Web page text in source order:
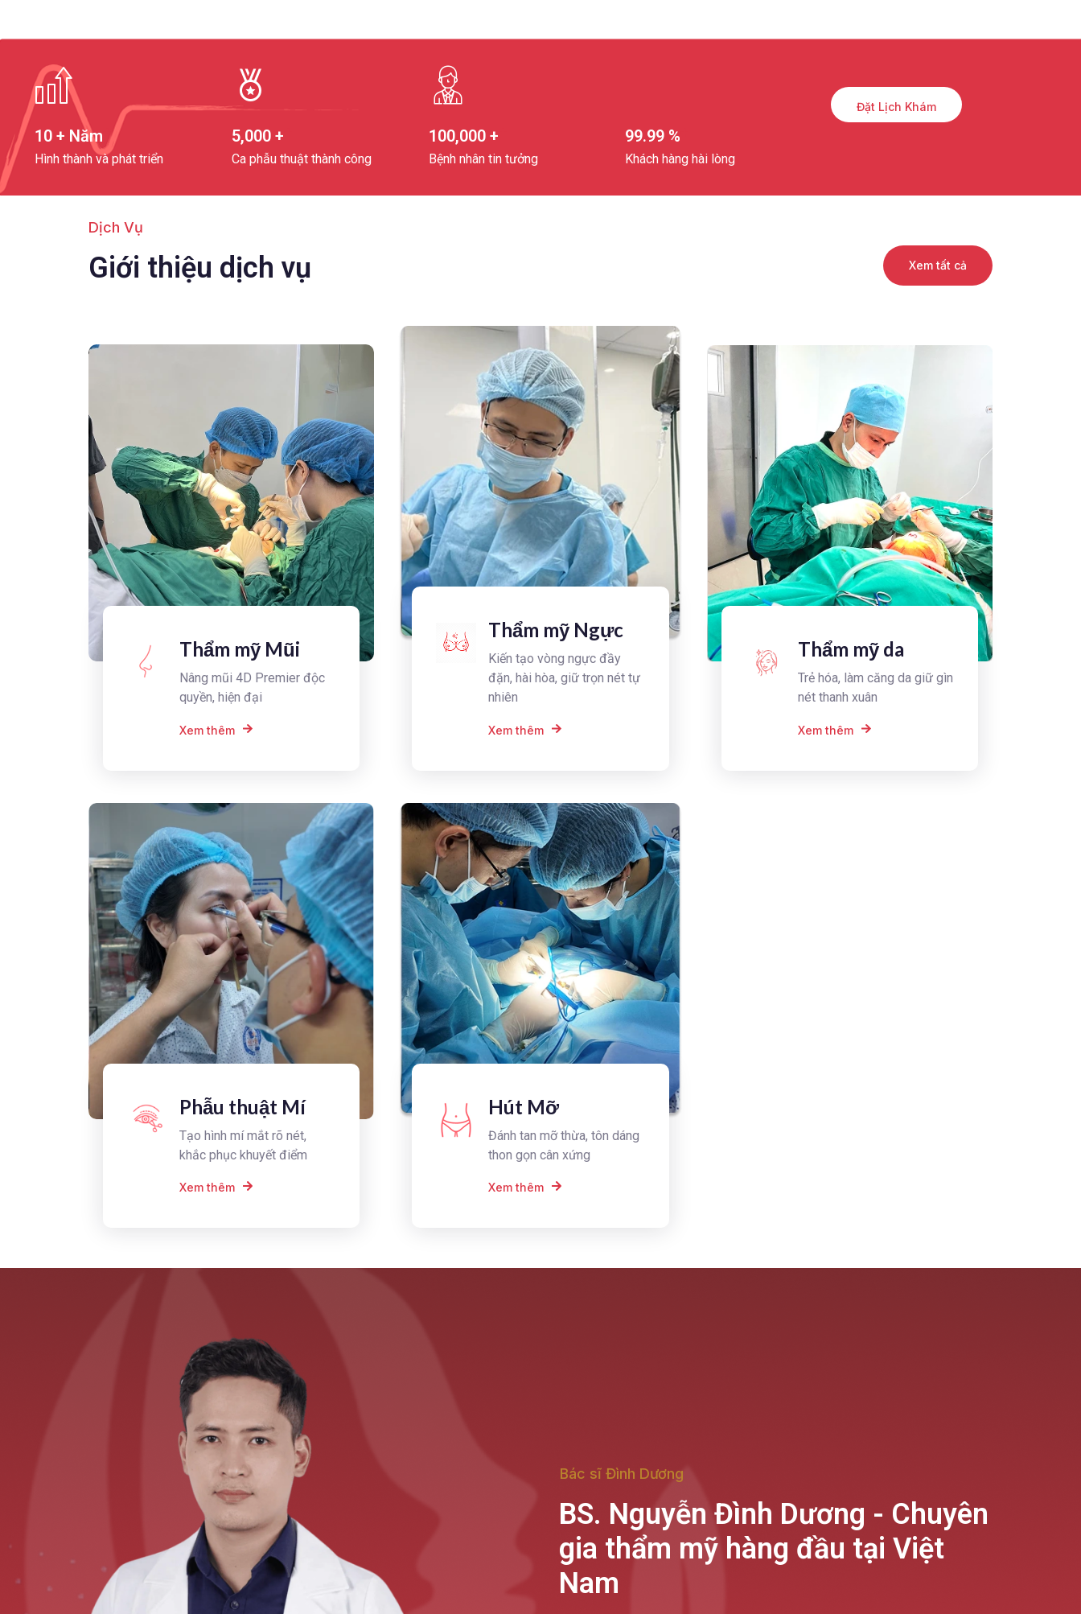
10 + Năm +
Hình thành và phát triển
5,000 +
Ca phẫu thuật thành công
100,000 +
Bệnh nhân tin tưởng
99.99 %
Khách hàng hài lòng
Đặt Lịch Khám
Dịch Vụ
Giới thiệu dịch vụ Xem tất cả
Thẩm mỹ Mũi
Nâng mũi 4D Premier độc
quyền, hiện đại
Xem thêm
Thẩm mỹ Ngực
Kiến tạo vòng ngực đầy
đặn, hài hòa, giữ trọn nét tự
nhiên
Xem thêm
Thẩm mỹ da
Trẻ hóa, làm căng da giữ gìn
nét thanh xuân
Xem thêm
Phẫu thuật Mí
Tạo hình mí mắt rõ nét,
khắc phục khuyết điểm
Xem thêm
Hút Mỡ
Đánh tan mỡ thừa, tôn dáng
thon gọn cân xứng
Xem thêm
Bác sĩ Đình Dương
BS. Nguyễn Đình Dương - Chuyên
gia thẩm mỹ hàng đầu tại Việt
Nam